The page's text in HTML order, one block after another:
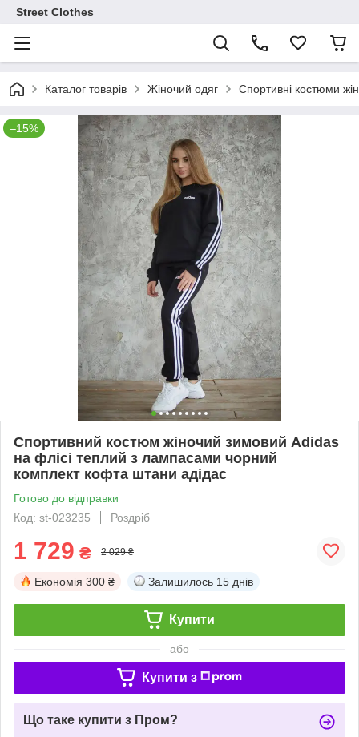
Street Clothes
Каталог товарів Жіночий одяг Спортивні костюми
–15%
Спортивний костюм жіночий зимовий Adidas
на флісі теплий з лампасами чорний
комплект кофта штани адідас
Готово до відправки
Код: st-023235
Роздріб
1 729 ₴ 2 029 ₴
Економія 300 ₴ Залишилось 15 днів
Купити
або
Купити з
Що таке купити з Пром?